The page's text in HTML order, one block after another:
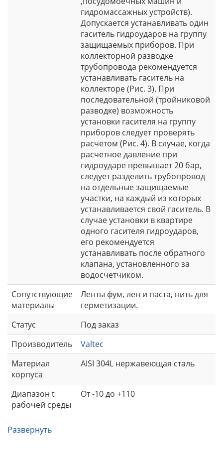
гидромассажных устройств).
Допускается устанавливать один
гаситель гидроударов на группу
защищаемых приборов. При
коллекторной разводке
трубопровода рекомендуется
устанавливать гаситель на
коллекторе (Рис. 3). При
последовательной (тройниковой
разводке) возможность
установки гасителя на группу
приборов следует проверять
расчетом (Рис. 4). В случае, когда
расчетное давление при
гидроударе превышает 20 бар,
следует разделить трубопровод
на отдельные защищаемые
участки, на каждый из которых
устанавливается свой гаситель. В
случае установки в квартире
одного гасителя гидроударов,
его рекомендуется
устанавливать после обратного
клапана, установленного за
водосчетчиком.
Сопутствующие
материалы
Ленты фум, лен и паста, нить для
герметизации.
Статус
Под заказ
Производитель
Valtec
Материал
корпуса
AISI 304L нержавеющая сталь
Диапазон t
рабочей среды
От -10 до +110
Развернуть